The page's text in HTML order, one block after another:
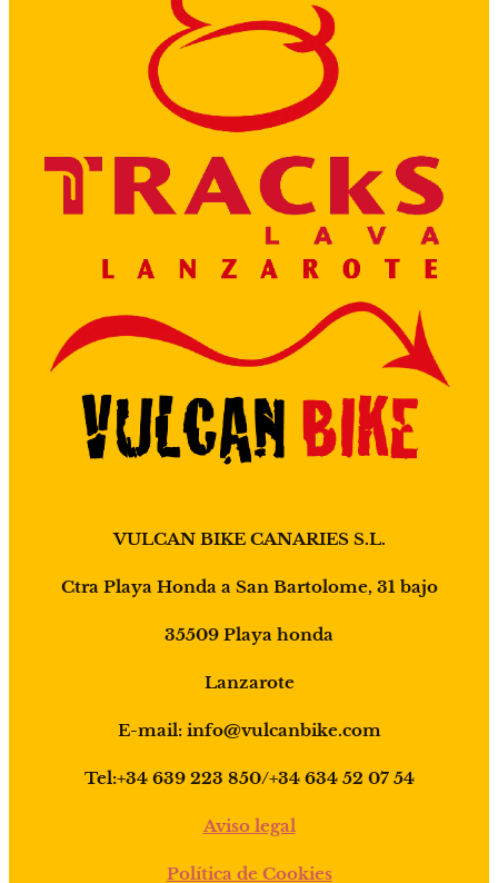
VULCAN BIKE CANARIES S.L.
Ctra Playa Honda a San Bartolome, 31 bajo
35509 Playa honda
Lanzarote
E-mail: info@vulcanbike.com
Tel:+34 639 223 850/+34 634 52 07 54
Aviso legal
Política de Cookies